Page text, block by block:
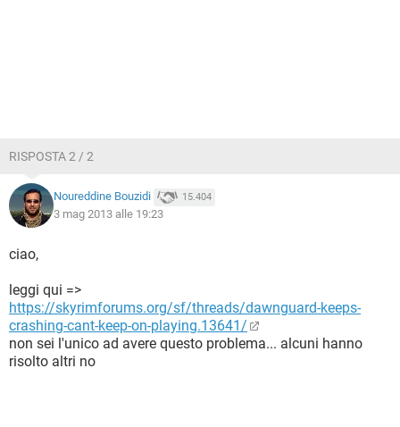
RISPOSTA 2 / 2
Noureddine Bouzidi 15.404
3 mag 2013 alle 19:23
ciao,
leggi qui =>
https://skyrimforums.org/sf/threads/dawnguard-keeps-
crashing-cant-keep-on-playing.13641/
non sei l'unico ad avere questo problema... alcuni hanno
risolto altri no